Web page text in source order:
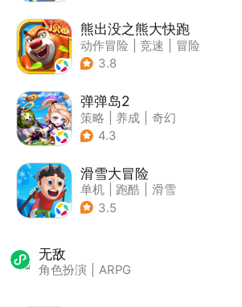
熊出没之熊大快跑
动作冒险 竞速
冒险
| 熊出没
3.8
弹弹岛2
策略 养成
奇幻
| Q版
4.3
滑雪大冒险
单机 跑酷
滑雪
| 游道易
3.5
无敌
角色扮演 ARPG